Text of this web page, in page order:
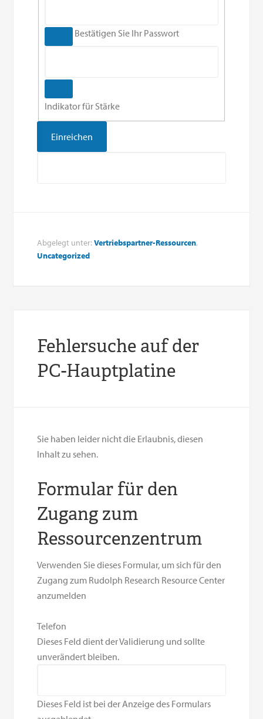
Bestätigen Sie Ihr Passwort
Indikator für Stärke
Abgelegt unter:Vertriebspartner-Ressourcen,
Uncategorized
Fehlersuche auf der
PC-Hauptplatine
Sie haben leider nicht die Erlaubnis, diesen
Inhalt zu sehen.
Formular für den
Zugang zum
Ressourcenzentrum
Verwenden Sie dieses Formular, um sich für den
Zugang zum Rudolph Research Resource Center
anzumelden
Telefon
Dieses Feld dient der Validierung und sollte
unverändert bleiben.
Dieses Feld ist bei der Anzeige des Formulars